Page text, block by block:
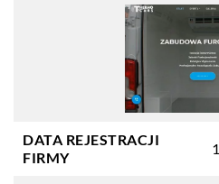
DATA REJESTRACJI
FIRMY